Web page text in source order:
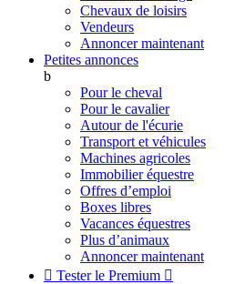
Chevaux de loisirs
Vendeurs
Annoncer maintenant
Petites annonces
b
Pour le cheval
Pour le cavalier
Autour de l'écurie
Transport et véhicules
Machines agricoles
Immobilier équestre
Offres d’emploi
Boxes libres
Vacances équestres
Plus d’animaux
Annoncer maintenant
 Tester le Premium 